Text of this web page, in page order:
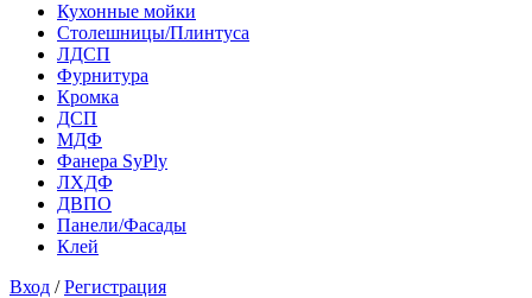
Кухонные мойки
Столешницы/Плинтуса
ЛДСП
Фурнитура
Кромка
ДСП
МДФ
Фанера SyPly
ЛХДФ
ДВПО
Панели/Фасады
Клей
Вход /Регистрация